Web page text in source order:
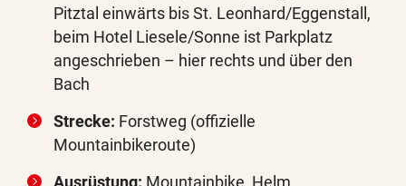
Pitztal einwärts bis St. Leonhard/Eggenstall,
beim Hotel Liesele/Sonne ist Parkplatz
angeschrieben – hier rechts und über den
Bach
Strecke: Forstweg (offizielle
Mountainbikeroute)
Ausrüstung: Mountainbike, Helm